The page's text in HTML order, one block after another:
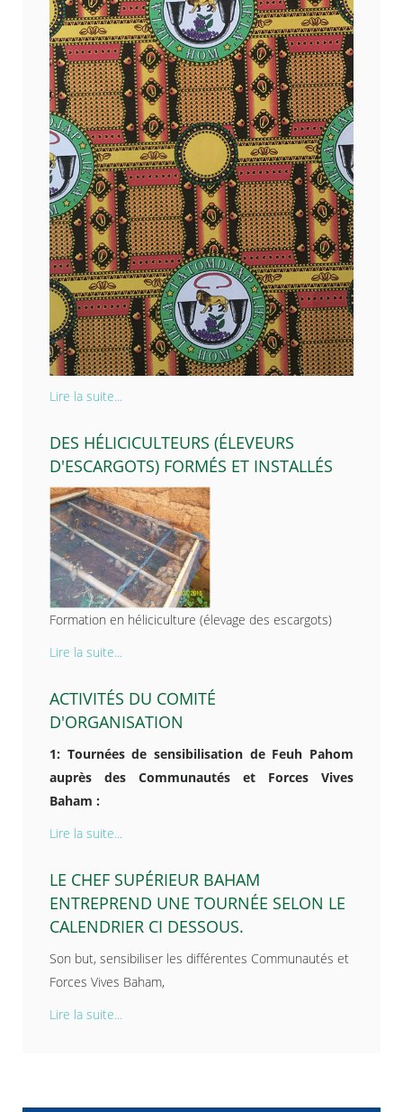
Lire la suite...
DES HÉLICICULTEURS (ÉLEVEURS
D'ESCARGOTS) FORMÉS ET INSTALLÉS
Formation en héliciculture (élevage des escargots)
Lire la suite...
ACTIVITÉS DU COMITÉ
D'ORGANISATION
1: Tournées de sensibilisation de Feuh Pahom
auprès des Communautés et Forces Vives
Baham :
Lire la suite...
LE CHEF SUPÉRIEUR BAHAM
ENTREPREND UNE TOURNÉE SELON LE
CALENDRIER CI DESSOUS.
Son but, sensibiliser les différentes Communautés et
Forces Vives Baham,
Lire la suite...